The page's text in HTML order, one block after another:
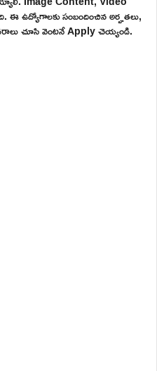
ఈ ఉద్యోగాలకు సంబందించిన అర్హతలు,
చూసి వెంటనే Apply చెయ్యండి.